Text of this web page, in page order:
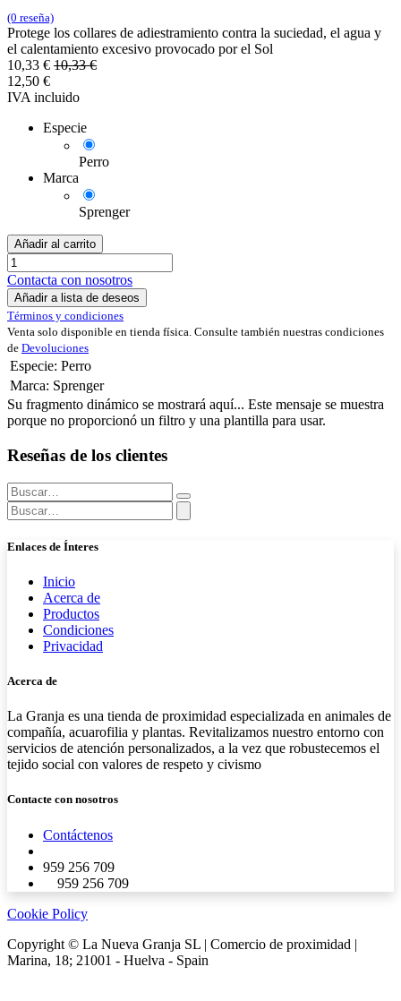
(0 reseña)
Protege los collares de adiestramiento contra la suciedad, el agua y
el calentamiento excesivo provocado por el Sol
10,33 € 10,33€
12,50 €
IVA incluido
Especie
Perro
Marca
Sprenger
Añadir al carrito
Contacta con nosotros
Añadir a lista de deseos
Términos y condiciones
Venta solo disponible en tienda física. Consulte también nuestras condiciones
de Devoluciones
Especie: Perro
Marca: Sprenger
Su fragmento dinámico se mostrará aquí... Este mensaje se muestra
porque no proporcionó un filtro y una plantilla para usar.
Reseñas de los clientes
Enlaces de Ínteres
Inicio
Acerca de
Productos
Condiciones
Privacidad
Acerca de
La Granja es una tienda de proximidad especializada en animales de
compañía, acuarofilia y plantas. Revitalizamos nuestro entorno con
servicios de atención personalizados, a la vez que robustecemos el
tejido social con valores de respeto y civismo
Contacte con nosotros
Contáctenos
959 256 709
​ 959 256 709
Cookie Policy
Copyright © La Nueva Granja SL | Comercio de proximidad |
Marina, 18; 21001 - Huelva - Spain